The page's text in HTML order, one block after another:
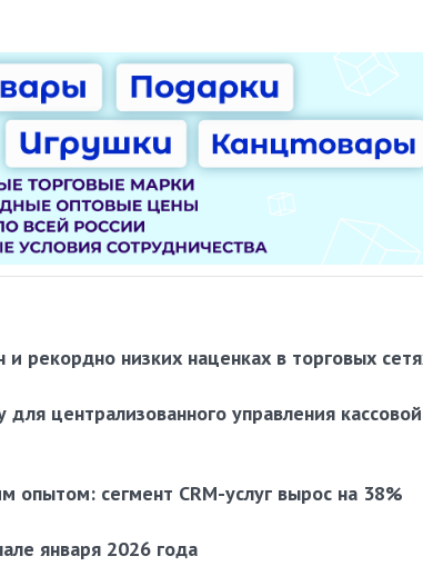
рекордно низких наценках в торговых
централизованного управления кассовой
опытом: сегмент CRM-услуг вырос на 38%
января 2026 года